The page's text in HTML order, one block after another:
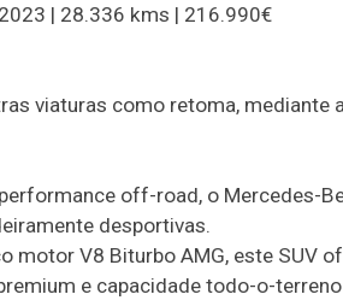
| 28.336 kms | 216.990€
viaturas como retoma, mediante
off-road, o Mercedes-
desportivas.
motor V8 Biturbo AMG, este SUV
e capacidade todo-o-